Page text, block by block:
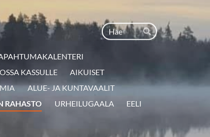
Haku
Hae
KASSULLE
AIKUISET
ALUE- JA KUNTAVAALIT
RAHASTO URHEILUGAALA EELI